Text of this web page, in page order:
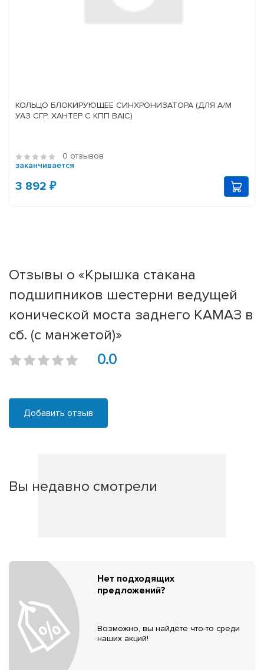
КОЛЬЦО БЛОКИРУЮЩЕЕ СИНХРОНИЗАТОРА (ДЛЯ А/М
УАЗ СГР, ХАНТЕР С КПП BAIC)
0 отзывов
заканчивается
3 892 ₽
Отзывы о «Крышка стакана
подшипников шестерни ведущей
конической моста заднего КАМАЗ в
сб. (с манжетой)»
0.0
Добавить отзыв
Вы недавно смотрели
Нет подходящих
предложений?
Возможно, вы найдёте что-то среди
наших акций!